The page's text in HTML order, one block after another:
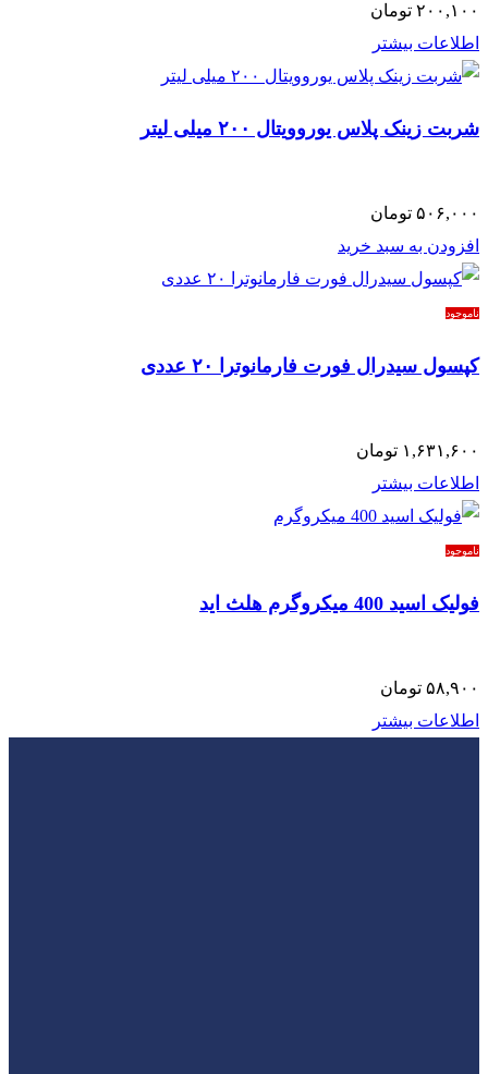
۲۰۰,۱۰۰ تومان
اطلاعات بیشتر
شربت زینک پلاس یوروویتال ۲۰۰ میلی لیتر
۵۰۶,۰۰۰ تومان
افزودن به سبد خرید
ناموجود
کپسول سیدرال فورت فارمانوترا ۲۰ عددی
۱,۶۳۱,۶۰۰ تومان
اطلاعات بیشتر
ناموجود
فولیک اسید 400 میکروگرم هلث اید
۵۸,۹۰۰ تومان
اطلاعات بیشتر